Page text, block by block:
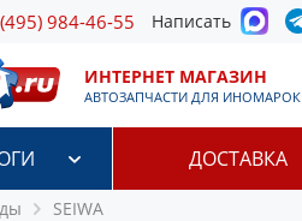
984-46-55 Написать
ИНТЕРНЕТ МАГАЗИН
АВТОЗАПЧАСТИ ДЛЯ ИНОМАРОК
ДОСТАВКА
SEIWA